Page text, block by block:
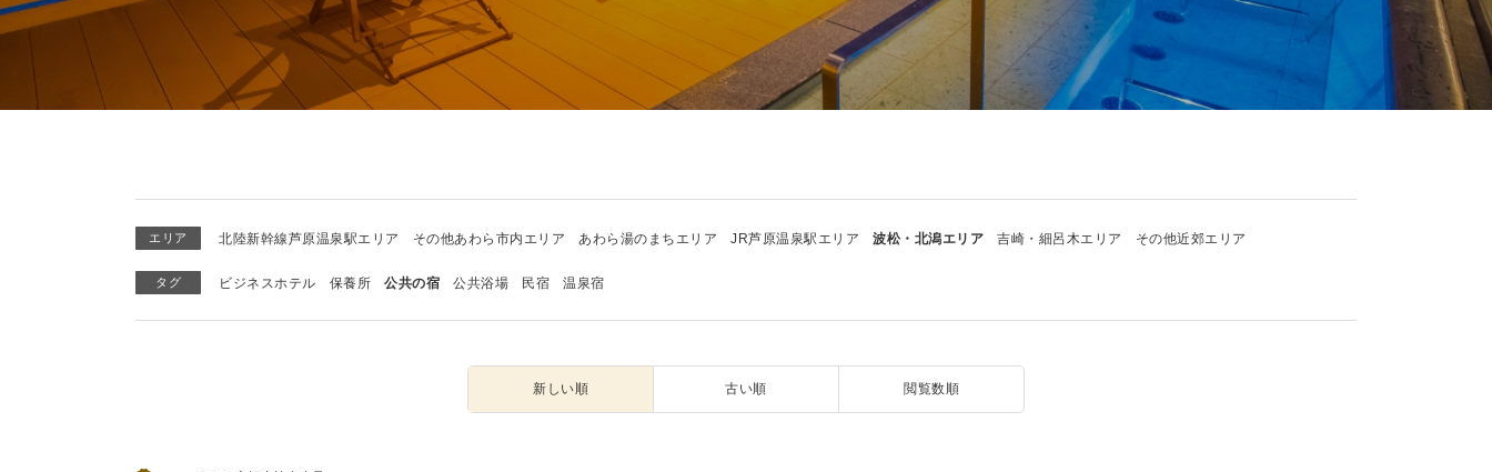
エリア 北陸新幹線芦原温泉駅エリア その他あわら市内エリア あわら湯のまちエリア JR芦原温泉駅エリア 波松・北潟エリア 吉崎・細呂木エリア その他近郊エリア
タグ ビジネスホテル 保養所 公共の宿 公共浴場 民宿 温泉宿
新しい順 古い順 閲覧数順